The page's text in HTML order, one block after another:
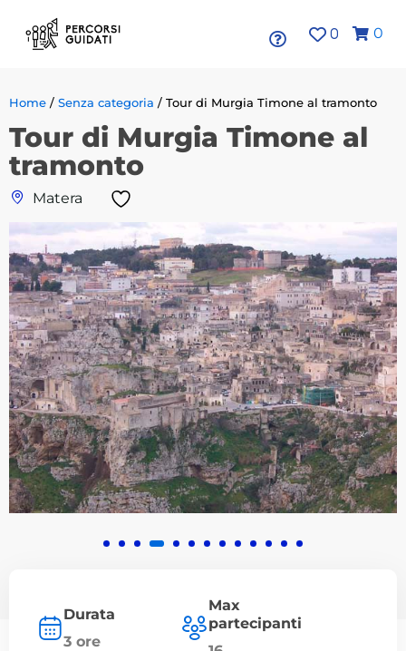
0 0
Home / Senza categoria / Tour di Murgia Timone al tramonto
Tour di Murgia Timone al
tramonto
Matera
Durata
3 ore
Max
partecipanti